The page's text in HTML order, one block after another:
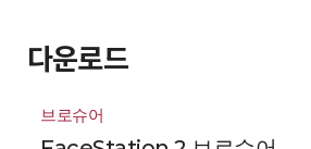
다운로드
브로슈어